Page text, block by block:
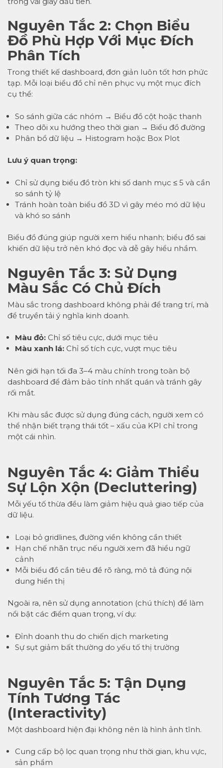
Nguyên Tắc 2: Chọn Biểu
Đồ Phù Hợp Với Mục Đích
Phân Tích
Trong thiết kế dashboard, đơn giản luôn tốt hơn phức
tạp. Mỗi loại biểu đồ chỉ nên phục vụ một mục đích
cụ thể:
So sánh giữa các nhóm → Biểu đồ cột hoặc thanh
Theo dõi xu hướng theo thời gian → Biểu đồ đường
Phân bổ dữ liệu → Histogram hoặc Box Plot
Lưu ý quan trọng:
Chỉ sử dụng biểu đồ tròn khi số danh mục ≤ 5 và cần
so sánh tỷ lệ
Tránh hoàn toàn biểu đồ 3D vì gây méo mó dữ liệu
và khó so sánh
Biểu đồ đúng giúp người xem hiểu nhanh; biểu đồ sai
khiến dữ liệu trở nên khó đọc và dễ gây hiểu nhầm.
Nguyên Tắc 3: Sử Dụng
Màu Sắc Có Chủ Đích
Màu sắc trong dashboard không phải để trang trí, mà
để truyền tải ý nghĩa kinh doanh.
Màu đỏ: Chỉ số tiêu cực, dưới mục tiêu
Màu xanh lá: Chỉ số tích cực, vượt mục tiêu
Nên giới hạn tối đa 3–4 màu chính trong toàn bộ
dashboard để đảm bảo tính nhất quán và tránh gây
rối mắt.
Khi màu sắc được sử dụng đúng cách, người xem có
thể nhận biết trạng thái tốt – xấu của KPI chỉ trong
một cái nhìn.
Nguyên Tắc 4: Giảm Thiểu
Sự Lộn Xộn (Decluttering)
Mỗi yếu tố thừa đều làm giảm hiệu quả giao tiếp của
dữ liệu.
Loại bỏ gridlines, đường viền không cần thiết
Hạn chế nhãn trục nếu người xem đã hiểu ngữ
cảnh
Mỗi biểu đồ cần tiêu đề rõ ràng, mô tả đúng nội
dung hiển thị
Ngoài ra, nên sử dụng annotation (chú thích) để làm
nổi bật các điểm quan trọng, ví dụ:
Đỉnh doanh thu do chiến dịch marketing
Sự sụt giảm bất thường do yếu tố thị trường
Nguyên Tắc 5: Tận Dụng
Tính Tương Tác
(Interactivity)
Một dashboard hiện đại không nên là hình ảnh tĩnh.
Cung cấp bộ lọc quan trọng như thời gian, khu vực,
sản phẩm